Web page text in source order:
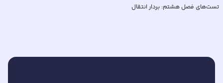
تست‌های فصل هشتم: بردار انتقال